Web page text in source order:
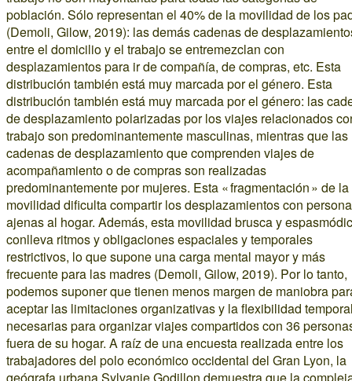
población. Sólo representan el 40% de la movilidad de los
(Demoli, Gilow, 2019): las demás cadenas de
entre el domicilio y el trabajo se entremezclan con
desplazamientos para ir de compañía, de compras, etc. Esta
distribución también está muy marcada por el género. Esta
distribución también está muy marcada por el género: las
de desplazamiento polarizadas por los viajes relacionados
trabajo son predominantemente masculinas, mientras que las
cadenas de desplazamiento que comprenden viajes de
acompañamiento o de compras son realizadas
predominantemente por mujeres. Esta « fragmentación » de la
movilidad dificulta compartir los desplazamientos con
ajenas al hogar. Además, esta movilidad brusca y
conlleva ritmos y obligaciones espaciales y temporales
restrictivos, lo que supone una carga mental mayor y más
frecuente para las madres (Demoli, Gilow, 2019). Por lo tanto,
podemos suponer que tienen menos margen de maniobra
aceptar las limitaciones organizativas y la flexibilidad
necesarias para organizar viajes compartidos con 36
fuera de su hogar. A raíz de una encuesta realizada entre los
trabajadores del polo económico occidental del Gran Lyon, la